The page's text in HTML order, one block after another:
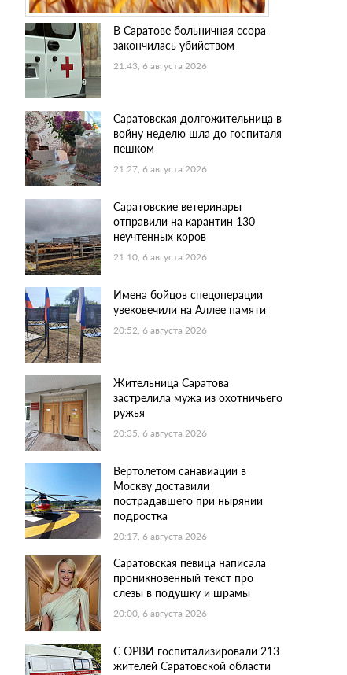
В Саратове больничная ссора
закончилась убийством
21:43, 6 августа 2026
Саратовская долгожительница в
войну неделю шла до госпиталя
пешком
21:27, 6 августа 2026
Саратовские ветеринары
отправили на карантин 130
неучтенных коров
21:10, 6 августа 2026
Имена бойцов спецоперации
увековечили на Аллее памяти
20:52, 6 августа 2026
Жительница Саратова
застрелила мужа из охотничьего
ружья
20:35, 6 августа 2026
Вертолетом санавиации в
Москву доставили
пострадавшего при нырянии
подростка
20:17, 6 августа 2026
Саратовская певица написала
проникновенный текст про
слезы в подушку и шрамы
20:00, 6 августа 2026
С ОРВИ госпитализировали 213
жителей Саратовской области